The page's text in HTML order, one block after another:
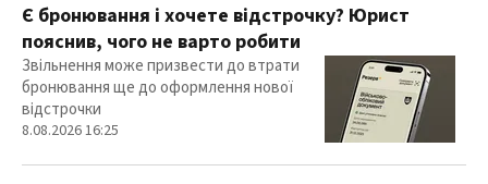
Є бронювання і хочете відстрочку? Юрист
пояснив, чого не варто робити
Звільнення може призвести до втрати
бронювання ще до оформлення нової
відстрочки
8.08.2026 16:25